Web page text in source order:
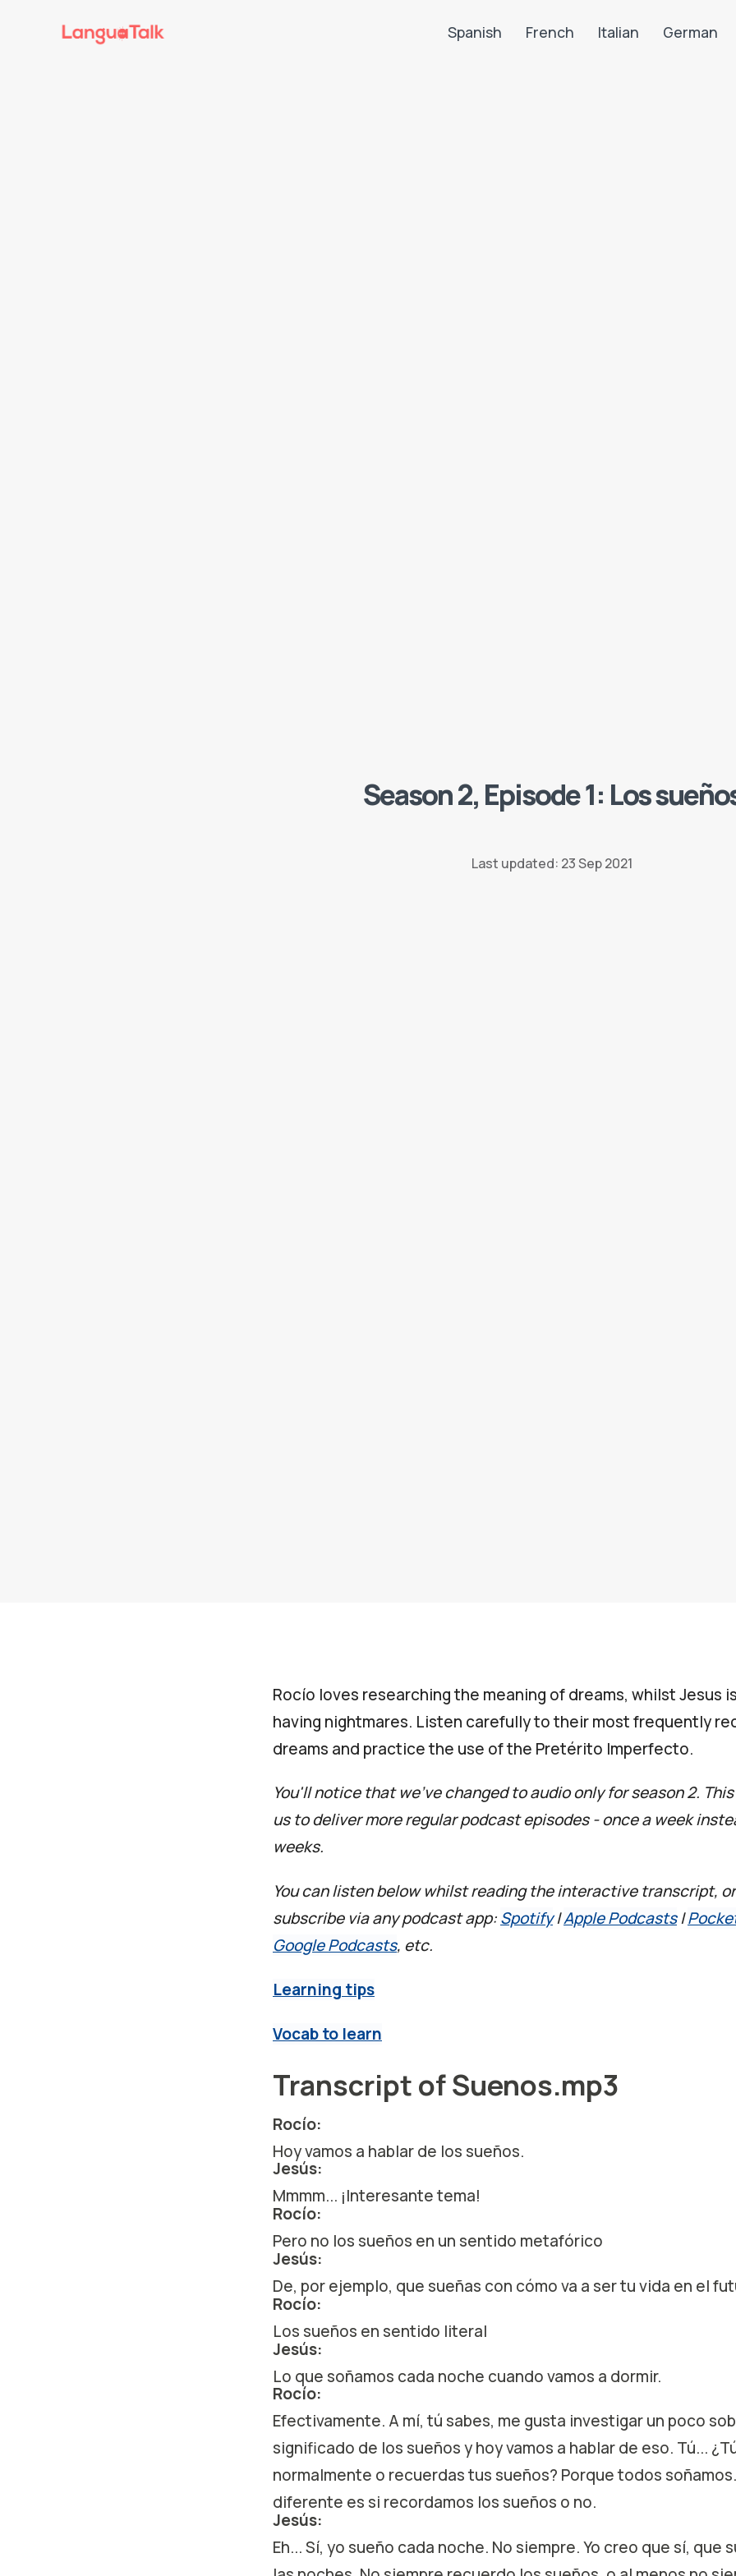
Spanish French Italian German
Season 2, Episode 1: Los
Last updated: 23 Sep 2021
Rocío loves researching the meaning of dreams, whilst Jesus
having nightmares. Listen carefully to their most frequently
dreams and practice the use of the Pretérito Imperfecto.
You'll notice that we've changed to audio only for season 2.
us to deliver more regular podcast episodes - once a week
weeks.
You can listen below whilst reading the interactive transcript,
subscribe via any podcast app:Spotify|Apple Podcasts|
Google Podcasts, etc.
Learning tips
Vocab to learn
Transcript of Suenos.mp3
Rocío:
Hoy vamos a hablar de los sueños.
Jesús:
Mmmm... ¡Interesante tema!
Rocío:
Pero no los sueños en un sentido metafórico
Jesús:
De, por ejemplo, que sueñas con cómo va a ser tu vida en el
Rocío:
Los sueños en sentido literal
Jesús:
Lo que soñamos cada noche cuando vamos a dormir.
Rocío:
Efectivamente. A mí, tú sabes, me gusta investigar un poco
significado de los sueños y hoy vamos a hablar de eso. Tú...
normalmente o recuerdas tus sueños? Porque todos
diferente es si recordamos los sueños o no.
Jesús:
Eh... Sí, yo sueño cada noche. No siempre. Yo creo que sí, que